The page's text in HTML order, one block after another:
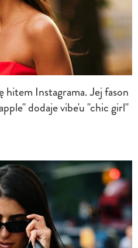
hitem Instagrama. Jej fason
dodaje vibe'u "chic girl"